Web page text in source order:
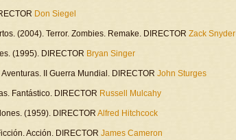
Don Siegel
(2004). Terror. Zombies. Remake. DIRECTOR Zack Snyder
(1995). DIRECTOR Bryan Singer
II Guerra Mundial. DIRECTOR John Sturges
Fantástico. DIRECTOR Russell Mulcahy
(1959). DIRECTOR Alfred Hitchcock
Acción. DIRECTOR James Cameron